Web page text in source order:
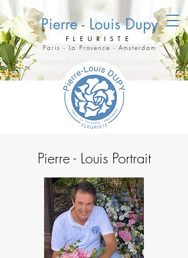
Paris - La Provence - Amsterdam
FLEURISTE
Pierre - Louis Dupy
Pierre - Louis Portrait